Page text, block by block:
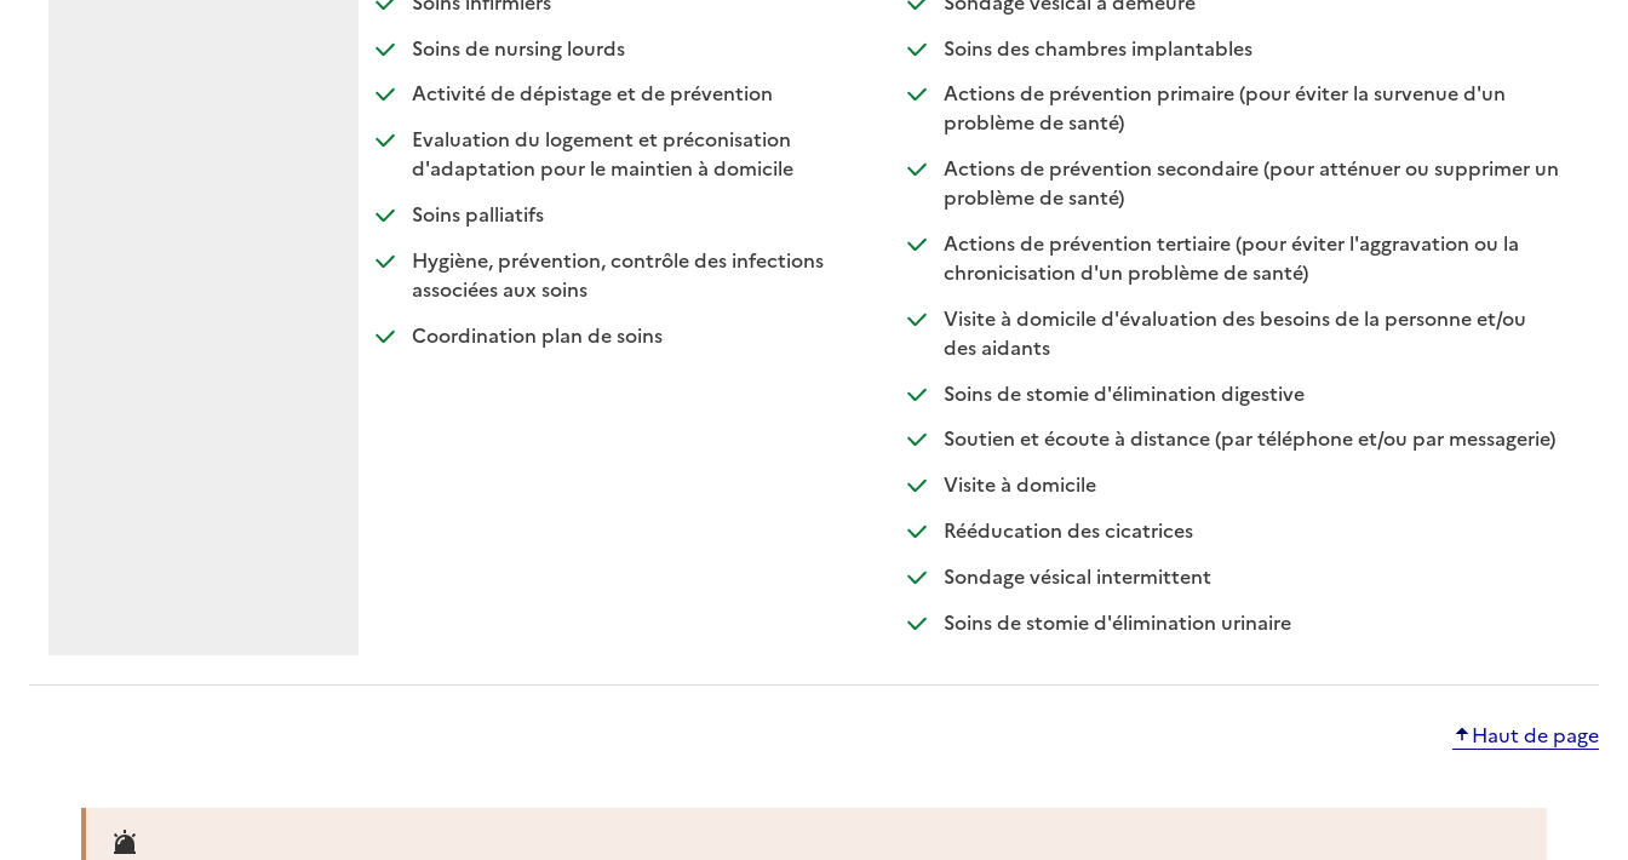
Soins de nursing lourds: disponible
: non disponible
Activité de dépistage et de prévention: disponible
: non disponible
Evaluation du logement et préconisation
d'adaptation pour le maintien à domicile: disponible
: non disponible
Soins palliatifs: disponible
: non disponible
Hygiène, prévention, contrôle des infections
associées aux soins: disponible
: non disponible
Coordination plan de soins: disponible
: non disponible
Soins des chambres implantables: disponible
: non disponible
Actions de prévention primaire (pour éviter la survenue d'un
problème de santé): disponible
: non disponible
Actions de prévention secondaire (pour atténuer ou supprimer un
problème de santé): disponible
: non disponible
Actions de prévention tertiaire (pour éviter l'aggravation ou la
chronicisation d'un problème de santé): disponible
: non disponible
Visite à domicile d'évaluation des besoins de la personne et/ou
des aidants: disponible
: non disponible
Soins de stomie d'élimination digestive: disponible
: non disponible
Soutien et écoute à distance (par téléphone et/ou par messagerie): disponible
: non
Visite à domicile: disponible
: non disponible
Rééducation des cicatrices: disponible
: non disponible
Sondage vésical intermittent: disponible
: non disponible
Soins de stomie d'élimination urinaire: disponible
: non disponible
Haut de page